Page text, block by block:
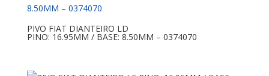
PIVO FIAT DIANTEIRO LD
PINO: 16.95MM / BASE: 8.50MM – 0374070